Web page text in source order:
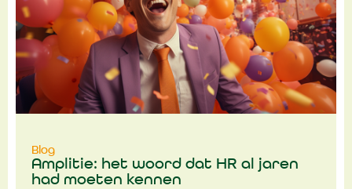
Blog
Amplitie: het woord dat HR al jaren
had moeten kennen